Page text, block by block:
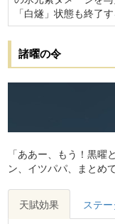
「白燧」状態も終了す
諸曜の令
「ああー、もう！黒曜
ン、イツパパ、まとめ
天賦効果
ステー